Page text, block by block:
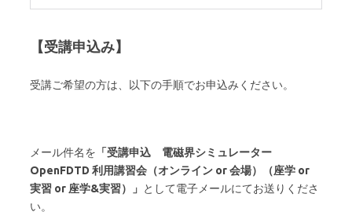
【受講申込み】
受講ご希望の方は、以下の手順でお申込みください。
メール件名を 「受講申込 電磁界シミュレーター
OpenFDTD 利用講習会（オンライン or 会場）（座学 or
実習 or 座学&実習）」 として電子メールにてお送りくださ
い。